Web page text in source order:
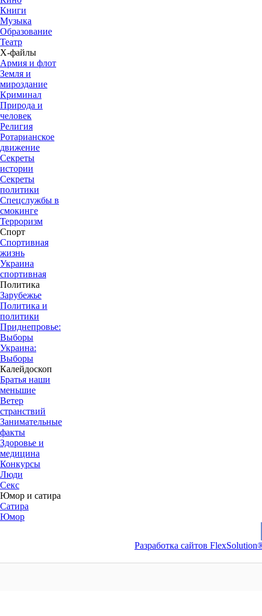
Книги
Музыка
Образование
Театр
Х-файлы
Армия и флот
Земля и
мироздание
Криминал
Природа и
человек
Религия
Ротарианское
движение
Секреты
истории
Секреты
политики
Спецслужбы в
смокинге
Терроризм
Спорт
Спортивная
жизнь
Украина
спортивная
Политика
Зарубежье
Политика и
политики
Приднепровье:
Выборы
Украина:
Выборы
Калейдоскоп
Братья наши
меньшие
Ветер
странствий
Занимательные
факты
Здоровье и
медицина
Конкурсы
Люди
Секс
Юмор и сатира
Сатира
Юмор
Разработка сайтов